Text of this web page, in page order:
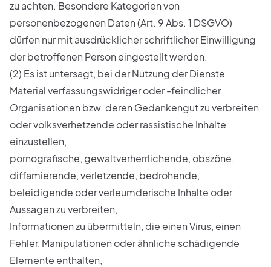
zu achten. Besondere Kategorien von
personenbezogenen Daten (Art. 9 Abs. 1 DSGVO)
dürfen nur mit ausdrücklicher schriftlicher Einwilligung
der betroffenen Person eingestellt werden.
(2) Es ist untersagt, bei der Nutzung der Dienste
Material verfassungswidriger oder -feindlicher
Organisationen bzw. deren Gedankengut zu verbreiten
oder volksverhetzende oder rassistische Inhalte
einzustellen,
pornografische, gewaltverherrlichende, obszöne,
diffamierende, verletzende, bedrohende,
beleidigende oder verleumderische Inhalte oder
Aussagen zu verbreiten,
Informationen zu übermitteln, die einen Virus, einen
Fehler, Manipulationen oder ähnliche schädigende
Elemente enthalten,